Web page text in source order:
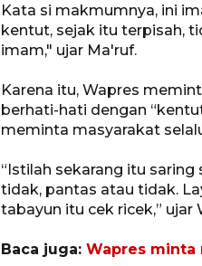
Kata si makmumnya, ini
kentut, sejak itu terpisah,
imam," ujar Ma'ruf.
Karena itu, Wapres
berhati-hati dengan
meminta masyarakat
“Istilah sekarang itu
tidak, pantas atau tidak.
tabayun itu cek ricek,” ujar
Baca juga: Wapres minta